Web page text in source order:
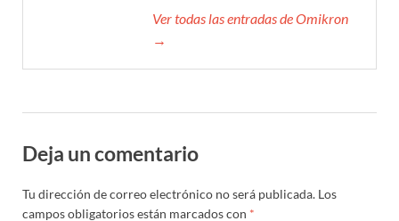
Ver todas las entradas de Omikron
→
Deja un comentario
Tu dirección de correo electrónico no será publicada. Los
campos obligatorios están marcados con *